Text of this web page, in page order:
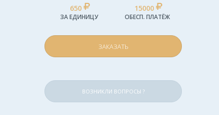
650
ЗА ЕДИНИЦУ
15000
ОБЕСП. ПЛАТЁЖ
ЗАКАЗАТЬ
ВОЗНИКЛИ ВОПРОСЫ ?